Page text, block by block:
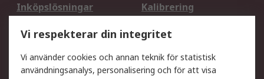
Inköpslösningar
Kalibrering
DesignSpark
Teknisk Support
Ditt lokala säljteam
Exportlösningar
Vi respekterar din integritet
Vi använder cookies och annan teknik för statistisk
användningsanalys, personalisering och för att visa